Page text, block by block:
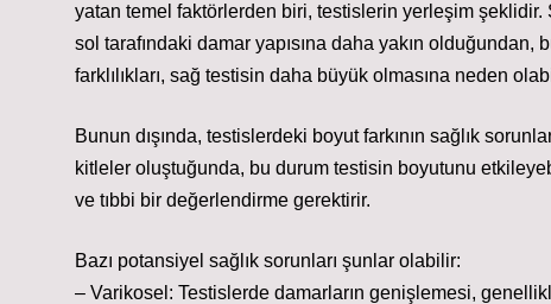
yatan temel faktörlerden biri, testislerin yerleşim
sol tarafındaki damar yapısına daha yakın
farklılıkları, sağ testisin daha büyük olmasına neden
Bunun dışında, testislerdeki boyut farkının sağlık
kitleler oluştuğunda, bu durum testisin boyutunu
ve tıbbi bir değerlendirme gerektirir.
Bazı potansiyel sağlık sorunları şunlar olabilir:
– Varikosel: Testislerde damarların genişlemesi,